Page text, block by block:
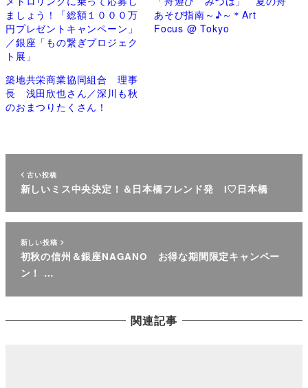
ましょう！「総額１０００万
円プレゼントキャンペーン」
／銀座「もの繋ぎプロジェク
ト展」
あそび指南～♪～＊Art
Focus @ Tokyo
築地共栄商業協同組合 理事
長 浅田欣也さん／深川も秋
のおまつりたくさん！
古い投稿
新しいミス中央決定！＆日本橋フレンド発 I♡日本橋
新しい投稿
初秋の信州＆銀座NAGANO お得な期間限定キャンペー
ン！ …
関連記事